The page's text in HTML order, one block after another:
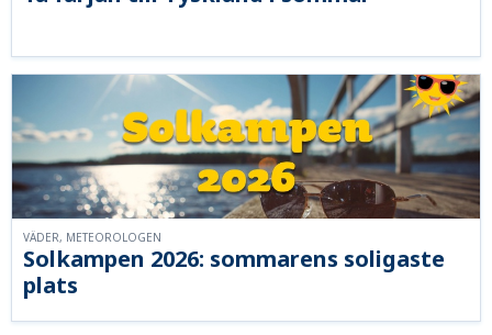
Solkampen 2026: sommarens soligaste
plats
VÄDER, METEOROLOGEN